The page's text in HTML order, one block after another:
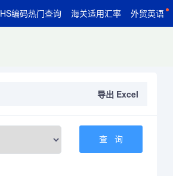
HS编码热门查询 海关适用汇率 外贸英语
导出 Excel